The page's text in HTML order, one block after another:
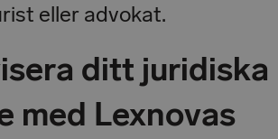
eller advokat.
ditt juridiska
med Lexnovas